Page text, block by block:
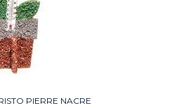
PIERRE NACRE